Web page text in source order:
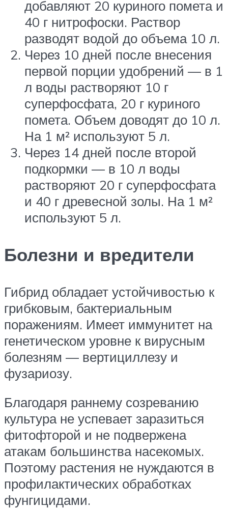
добавляют 20 куриного помета и
40 г нитрофоски. Раствор
разводят водой до объема 10 л.
Через 10 дней после внесения
первой порции удобрений — в 1
л воды растворяют 10 г
суперфосфата, 20 г куриного
помета. Объем доводят до 10 л.
На 1 м² используют 5 л.
Через 14 дней после второй
подкормки — в 10 л воды
растворяют 20 г суперфосфата
и 40 г древесной золы. На 1 м²
используют 5 л.
Болезни и вредители
Гибрид обладает устойчивостью к
грибковым, бактериальным
поражениям. Имеет иммунитет на
генетическом уровне к вирусным
болезням — вертициллезу и
фузариозу.
Благодаря раннему созреванию
культура не успевает заразиться
фитофторой и не подвержена
атакам большинства насекомых.
Поэтому растения не нуждаются в
профилактических обработках
фунгицидами.